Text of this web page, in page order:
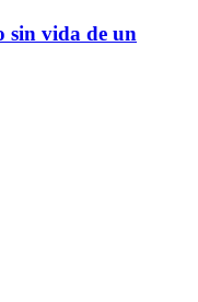
sin vida de un